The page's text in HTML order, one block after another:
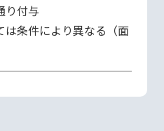
り付与
条件により異なる（面